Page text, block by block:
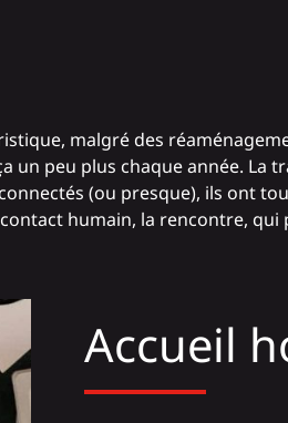
malgré des
un peu plus chaque année.
(ou presque), ils ont
humain, la rencontre,
Accueil